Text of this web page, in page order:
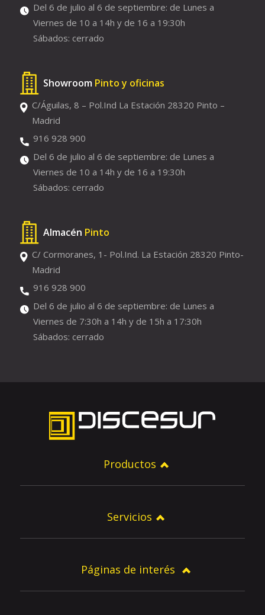
Del 6 de julio al 6 de septiembre: de Lunes a
Viernes de 10 a 14h y de 16 a 19:30h
Sábados: cerrado
Showroom Pinto y oficinas
C/Águilas, 8 – Pol.Ind La Estación 28320 Pinto –
Madrid
916 928 900
Del 6 de julio al 6 de septiembre: de Lunes a
Viernes de 10 a 14h y de 16 a 19:30h
Sábados: cerrado
Almacén Pinto
C/ Cormoranes, 1- Pol.Ind. La Estación 28320 Pinto-
Madrid
916 928 900
Del 6 de julio al 6 de septiembre: de Lunes a
Viernes de 7:30h a 14h y de 15h a 17:30h
Sábados: cerrado
Productos
Servicios
Páginas de interés